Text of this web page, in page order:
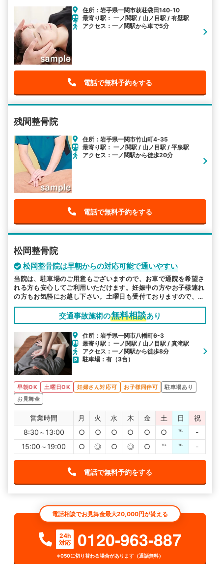
住所：岩手県一関市萩荘袋田140-10
最寄り駅： 一ノ関駅 / 山ノ目駅 / 有壁駅
アクセス：一ノ関駅から車で5分
電話で無料予約をする
残間整骨院
住所：岩手県一関市竹山町4-35
最寄り駅： 一ノ関駅 / 山ノ目駅 / 平泉駅
アクセス：一ノ関駅から徒歩20分
電話で無料予約をする
松岡整骨院
松岡整骨院は早朝からの対応可能で通いやすい
当院は、駐車場のご用意もございますので、お車で通院を希望さ
れる方も安心してご利用いただけます。妊娠中の方やお子様連れ
の方もお気軽にお越し下さい。土曜日も受付ておりますので、お
忙しい方も是非お越しください。
交通事故施術の無料相談あり
住所：岩手県一関市八幡町6-3
最寄り駅： 一ノ関駅 / 山ノ目駅 / 真滝駅
アクセス：一ノ関駅から徒歩8分
駐車場：有（3台）
早朝OK 土曜日OK 妊婦さん対応可 お子様同伴可
駐車場あり
お見舞金
営業時間 月 火 水 木 金 土 日
祝
8:30～13:00
○ ○ ○ ○ ○ ○ ℡
-
15:00～19:00
○ ◎ ○ ◎ ○ ℡ ℡ -
電話で無料予約をする
電話相談でお見舞金最大20,000円が貰える
24h
対応
0120-963-887
※050に切り替わる場合があります（通話無料）